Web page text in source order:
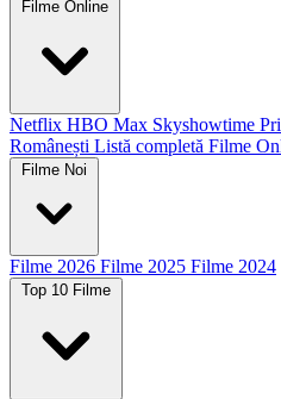
Filme Online
Netflix HBO Max Skyshowtime
Românești Listă completă Filme
Filme Noi
Filme 2026 Filme 2025 Filme 2024
Top 10 Filme